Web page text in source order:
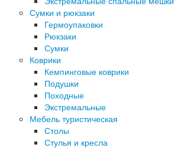
Сумки и рюкзаки
Гермоупаковки
Рюкзаки
Сумки
Коврики
Кемпинговые коврики
Подушки
Походные
Экстремальные
Мебель туристическая
Столы
Стулья и кресла